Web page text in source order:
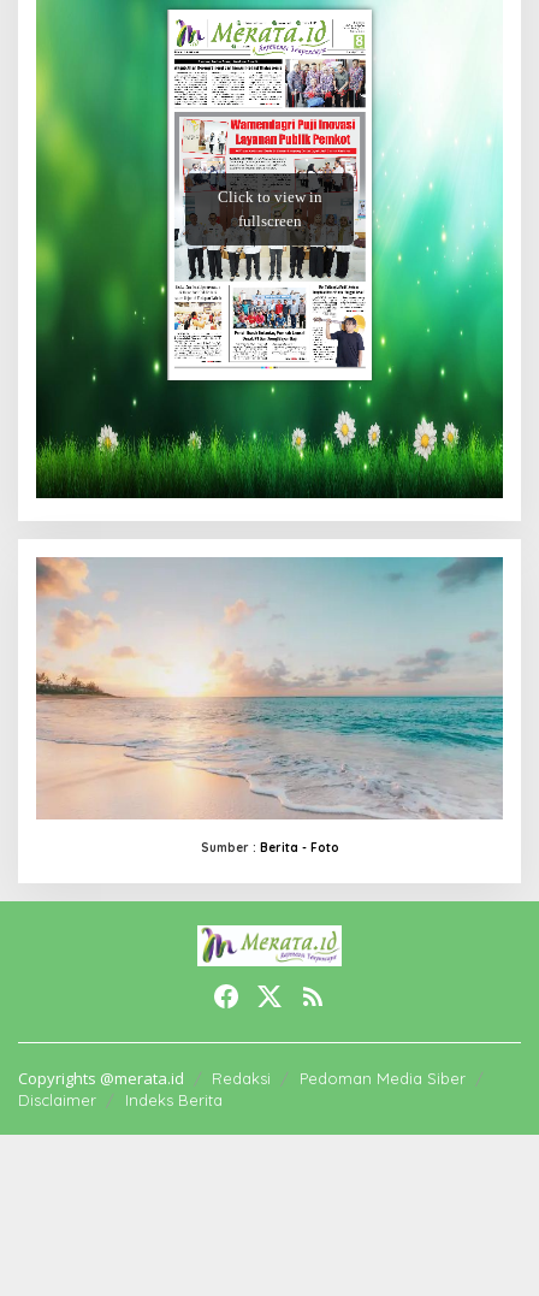
Sumber : Berita - Foto
Copyrights @merata.id Redaksi
Pedoman Media Siber
Disclaimer
Indeks Berita